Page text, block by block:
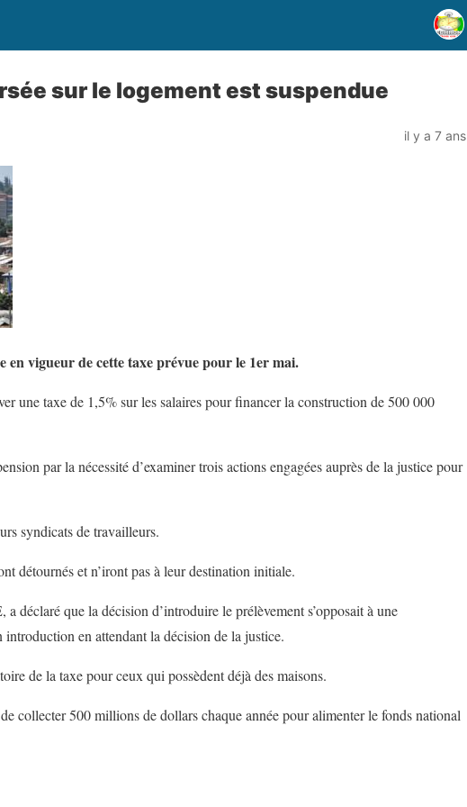
sur le logement est suspendue
il y a 7 ans
en vigueur de cette taxe prévue pour le 1er mai.
une taxe de 1,5% sur les salaires pour financer la construction de 500 000
par la nécessité d’examiner trois actions engagées auprès de la justice pour
syndicats de travailleurs.
détournés et n’iront pas à leur destination initiale.
déclaré que la décision d’introduire le prélèvement s’opposait à une
en attendant la décision de la justice.
de la taxe pour ceux qui possèdent déjà des maisons.
collecter 500 millions de dollars chaque année pour alimenter le fonds national